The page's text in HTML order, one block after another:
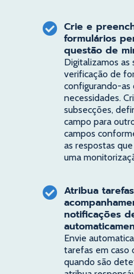
Crie e
formulários
questão de
Digitalizamos as
verificação de
configurando-as
necessidades.
subsecções,
campo para
campos
as respostas
uma
Atribua
notificações
Envie
tarefas em caso
quando são